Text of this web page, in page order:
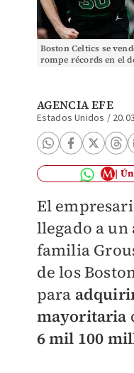
Boston Celtics se
rompe récords en el
AGENCIA EFE
Estados Unidos /
El
llegado a un
familia
de los
para
mayoritaria
6 mil 100